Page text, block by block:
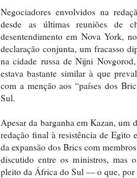
Negociadores envolvidos na
desde as últimas reuniões de
desentendimento em Nova York,
declaração conjunta, um fracasso
na cidade russa de Nijni
estava bastante similar à que
com a menção aos “países dos
Sul.
Apesar da barganha em Kazan, um
redação final à resistência de
da expansão dos Brics com
discutido entre os ministros, mas
pleito da África do Sul — o que, por